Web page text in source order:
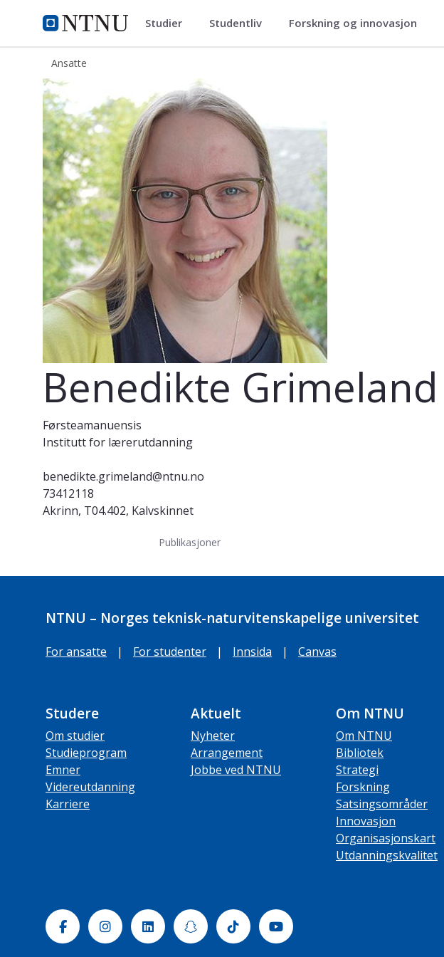
NTNU Hjemmeside
ntnu.no Studier Studentliv Forskning og innovasjon
Ansatte
Benedikte Grimeland
Benedikte Grimeland
Førsteamanuensis
Institutt for lærerutdanning
benedikte.grimeland@ntnu.no
73412118
Akrinn, T04.402, Kalvskinnet
Publikasjoner
NTNU – Norges teknisk-naturvitenskapelige universitet
For ansatte | For studenter | Innsida | Canvas
Studere
Om studier
Studieprogram
Emner
Videreutdanning
Karriere
Aktuelt
Nyheter
Arrangement
Jobbe ved NTNU
Om NTNU
Om NTNU
Bibliotek
Strategi
Forskning
Satsingsområder
Innovasjon
Organisasjonskart
Utdanningskvalitet
FacebookInstagramLinkedinSnapchatTiktok Youtube